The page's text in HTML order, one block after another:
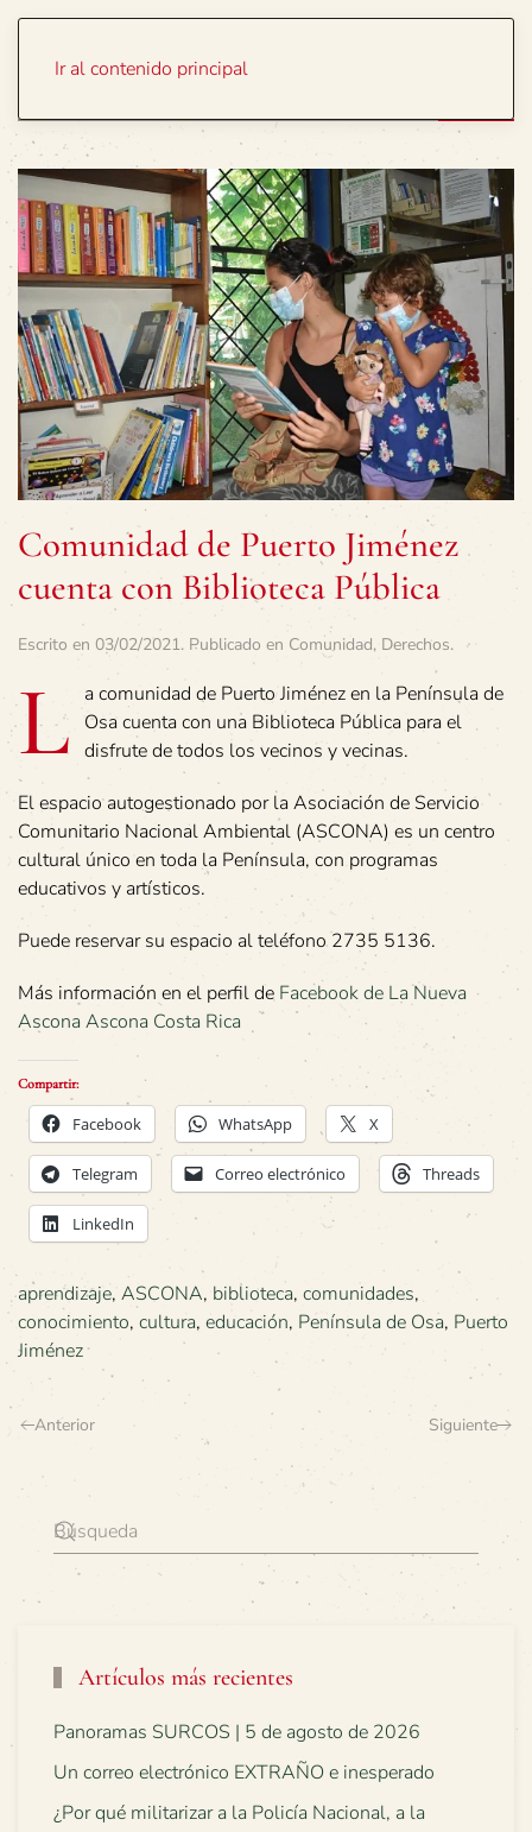
Ir al contenido principal
Comunidad de Puerto Jiménez
cuenta con Biblioteca Pública
Escrito en 03/02/2021. Publicado en Comunidad, Derechos.
L
a comunidad de Puerto Jiménez en la Península de
Osa cuenta con una Biblioteca Pública para el
disfrute de todos los vecinos y vecinas.
El espacio autogestionado por la Asociación de Servicio
Comunitario Nacional Ambiental (ASCONA) es un centro
cultural único en toda la Península, con programas
educativos y artísticos.
Puede reservar su espacio al teléfono 2735 5136.
Más información en el perfil de Facebook de La Nueva
Ascona Ascona Costa Rica
Compartir:
Facebook WhatsApp X
Telegram Correo electrónico Threads
LinkedIn
aprendizaje, ASCONA, biblioteca, comunidades,
conocimiento, cultura, educación, Península de Osa, Puerto
Jiménez
Anterior Siguiente
Artículos más recientes
Panoramas SURCOS | 5 de agosto de 2026
Un correo electrónico EXTRAÑO e inesperado
¿Por qué militarizar a la Policía Nacional, a la